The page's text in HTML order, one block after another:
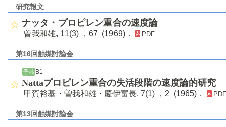
研究報文
ナッタ・プロピレン重合の速度論
曽我和雄, 11(3) ，67 (1969)． PDF
第16回触媒討論会
予稿 B1
Nattaプロピレン重合の失活段階の速度論的研究
甲賀裕基 ・ 曽我和雄 ・ 慶伊富長, 7(1) ，2 (1965)． PDF
第13回触媒討論会